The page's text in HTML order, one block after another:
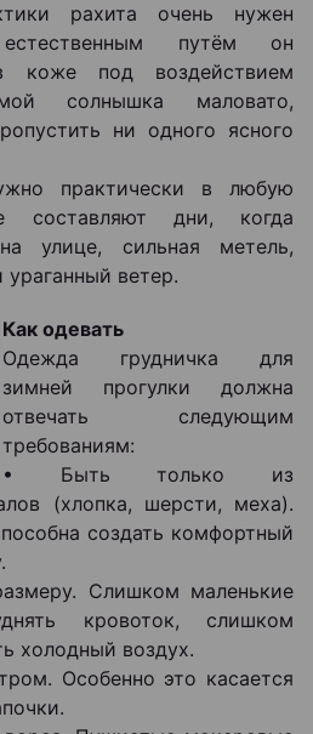
рахита очень нужен
путём он
коже под воздействием
солнышка маловато,
ни одного ясного
практически в любую
составляют дни, когда
улице, сильная метель,
ветер.
Как одевать
Одежда грудничка для
зимней прогулки должна
отвечать следующим
требованиям:
• Быть только из
(хлопка, шерсти, меха).
создать комфортный
Слишком маленькие
кровоток, слишком
холодный воздух.
Особенно это касается